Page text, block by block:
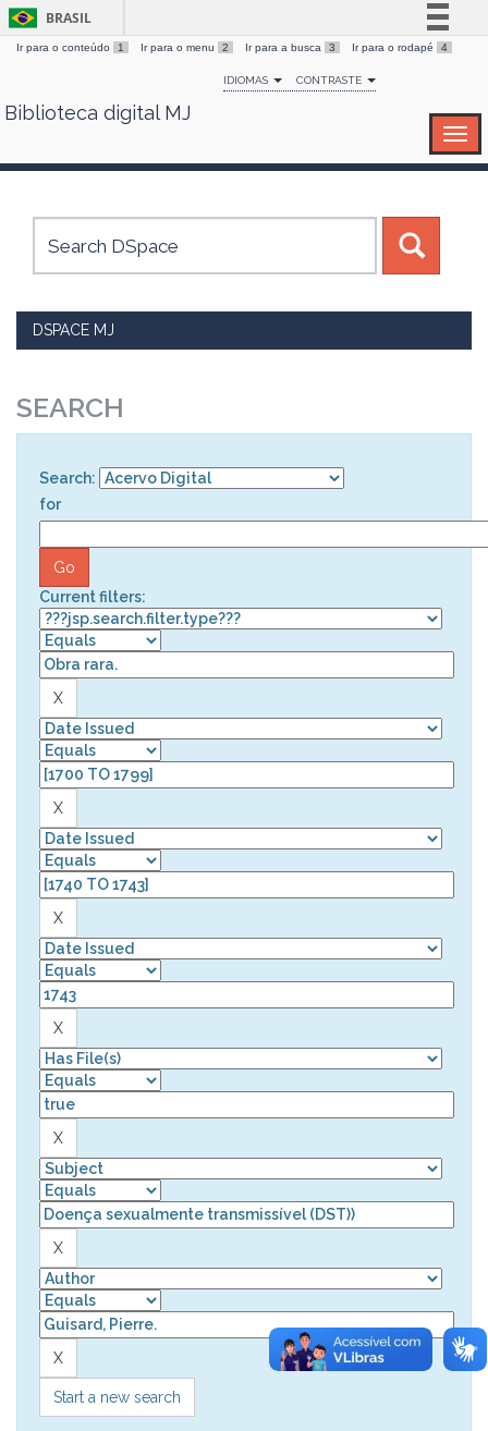
Skip
BRASIL
Simplifique!
Comunica BR
Canais
Ir para o conteúdo 1 Ir para o menu 2 Ir para a busca 3 Ir para o rodapé 4
IDIOMAS CONTRASTE
Biblioteca digital MJ
DSPACE MJ
SEARCH
Search:
for
Current filters:
Start a new search